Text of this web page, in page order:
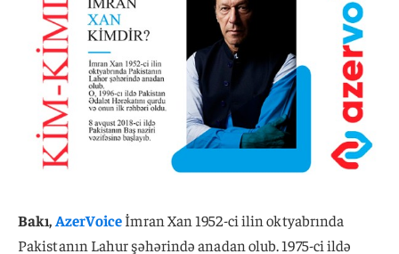
Bakı,AzerVoiceİmran Xan 1952-ci ilin oktyabrında
Pakistanın Lahur şəhərində anadan olub. 1975-ci ildə